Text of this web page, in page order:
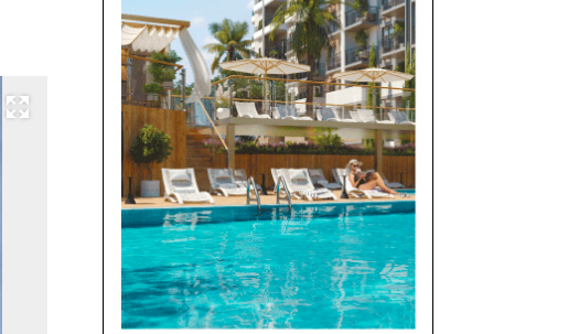
Развернуть на весь экран
Александр
Коряков,
Коммерсантъ